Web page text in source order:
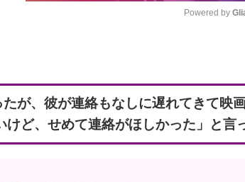
e
Powered by
が、彼が連絡もなしに遅れてきて映
ど、せめて連絡がほしかった」と言